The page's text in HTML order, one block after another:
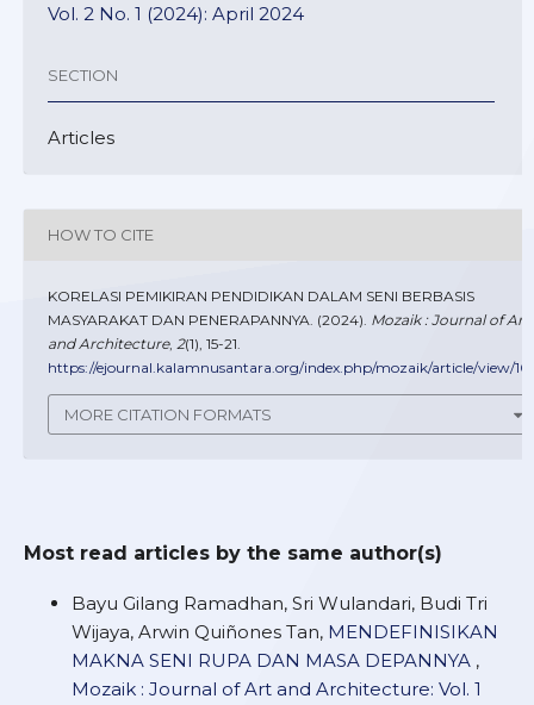
Vol. 2 No. 1 (2024): April 2024
SECTION
Articles
HOW TO CITE
KORELASI PEMIKIRAN PENDIDIKAN DALAM SENI BERBASIS
MASYARAKAT DAN PENERAPANNYA. (2024). Mozaik : Journal of Art
and Architecture, 2(1), 15-21.
https://ejournal.kalamnusantara.org/index.php/mozaik/article/view/
MORE CITATION FORMATS
Most read articles by the same author(s)
Bayu Gilang Ramadhan, Sri Wulandari, Budi Tri
Wijaya, Arwin Quiñones Tan, MENDEFINISIKAN
MAKNA SENI RUPA DAN MASA DEPANNYA ,
Mozaik : Journal of Art and Architecture: Vol. 1